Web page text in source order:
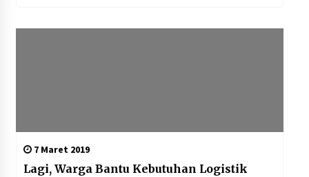
7 Maret 2019
Lagi, Warga Bantu Kebutuhan Logistik